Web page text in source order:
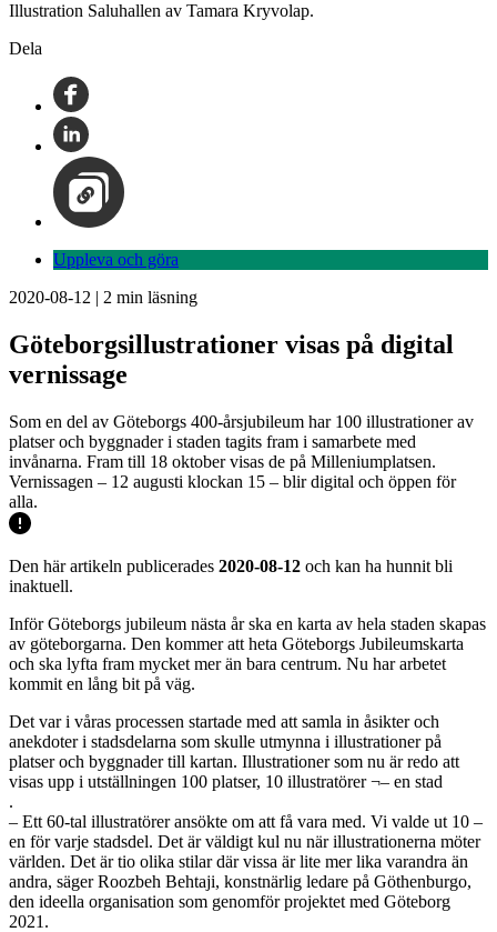
Illustration Saluhallen av Tamara Kryvolap.
Dela
Uppleva och göra
2020-08-12 | 2 min läsning
Göteborgsillustrationer visas på digital
vernissage
Som en del av Göteborgs 400-årsjubileum har 100 illustrationer av
platser och byggnader i staden tagits fram i samarbete med
invånarna. Fram till 18 oktober visas de på Milleniumplatsen.
Vernissagen – 12 augusti klockan 15 – blir digital och öppen för
alla.
Den här artikeln publicerades 2020-08-12 och kan ha hunnit bli
inaktuell.
Inför Göteborgs jubileum nästa år ska en karta av hela staden skapas
av göteborgarna. Den kommer att heta Göteborgs Jubileumskarta
och ska lyfta fram mycket mer än bara centrum. Nu har arbetet
kommit en lång bit på väg.
Det var i våras processen startade med att samla in åsikter och
anekdoter i stadsdelarna som skulle utmynna i illustrationer på
platser och byggnader till kartan. Illustrationer som nu är redo att
visas upp i utställningen 100 platser, 10 illustratörer ¬– en stad
.
– Ett 60-tal illustratörer ansökte om att få vara med. Vi valde ut 10 –
en för varje stadsdel. Det är väldigt kul nu när illustrationerna möter
världen. Det är tio olika stilar där vissa är lite mer lika varandra än
andra, säger Roozbeh Behtaji, konstnärlig ledare på Göthenburgo,
den ideella organisation som genomför projektet med Göteborg
2021.